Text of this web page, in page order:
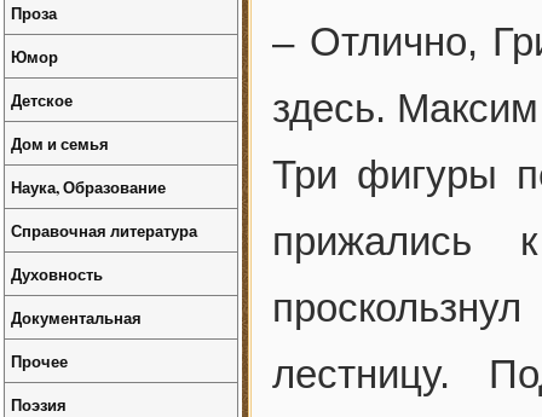
– Отлично,
здесь.
Три фигуры
лестницу.
Проза
Юмор
Детское
Дом и семья
Наука, Образование
Справочная литература
Духовность
Документальная
Прочее
Поэзия